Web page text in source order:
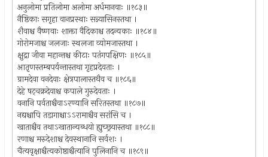
अनुलोमा प्रतिलोमा अलोमा अर्धमानवाः ॥१८३॥
नैष्ठिकाः सगृहा वानप्रस्थाः सन्न्यासिनस्तथा ।
शैवाश्च वैष्णवाः शाक्ता वैदिकाश्च तदन्यकाः ॥१८४॥
गोरोमजाश्च जलजाः स्थलजा व्योमजास्तथा ।
क्षुद्रा जीवा महान्तश्च कीटाः पतंगपक्षिणः ॥१८५॥
आतृणस्तम्बपर्यन्तास्तथा गृहप्रदेवताः ।
ग्रामदेवा वनदेवाः क्षेत्रपालास्तथैव च ॥१८६॥
देहे षट्चक्रदेवाश्च कपाले गुरुदेवताः ।
वनानि पर्वताश्चैवाऽरण्यानि सरितस्तथा ॥१८७॥
नद्यश्चापि तडागाश्चाऽऽरामाश्चैव सरांसि च ।
खाताश्चैव तथाऽखातान्यब्धयो ह्युच्छ्रयास्तथा ॥१८८॥
रणाश्च मरुदेशाश्च देवस्थानानि सर्वशः ।
चैत्यवृक्षाश्चैत्यकोष्ठाश्चैत्यानि पुलिनानि च ॥१८९॥